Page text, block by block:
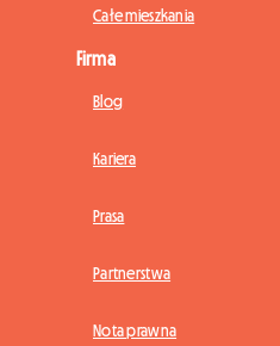
Całe mieszkania
Firma
Blog
Kariera
Prasa
Partnerstwa
Nota prawna